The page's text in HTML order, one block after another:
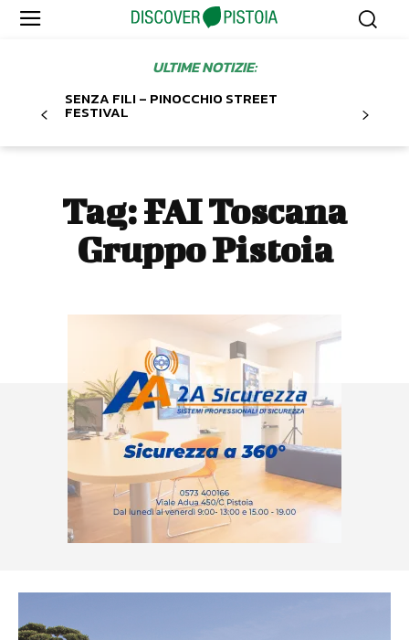
ULTIME NOTIZIE:
SENZA FILI – PINOCCHIO STREET
FESTIVAL
Tag:FAI Toscana
Gruppo Pistoia